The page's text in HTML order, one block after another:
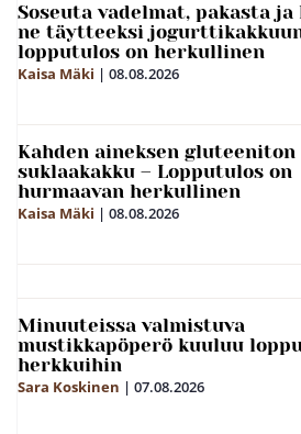
Soseuta vadelmat, pakasta ja
ne täytteeksi
lopputulos on herkullinen
Kaisa Mäki | 08.08.2026
Kahden aineksen gluteeniton
suklaakakku – Lopputulos on
hurmaavan herkullinen
Kaisa Mäki | 08.08.2026
Minuuteissa valmistuva
mustikkapöperö kuuluu
herkkuihin
Sara Koskinen | 07.08.2026